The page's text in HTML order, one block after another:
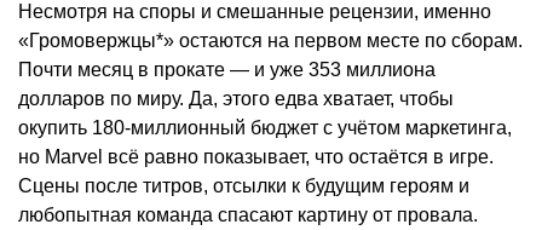
Несмотря на споры и смешанные рецензии, именно
«Громовержцы*» остаются на первом месте по сборам.
Почти месяц в прокате — и уже 353 миллиона
долларов по миру. Да, этого едва хватает, чтобы
окупить 180-миллионный бюджет с учётом маркетинга,
но Marvel всё равно показывает, что остаётся в игре.
Сцены после титров, отсылки к будущим героям и
любопытная команда спасают картину от провала.